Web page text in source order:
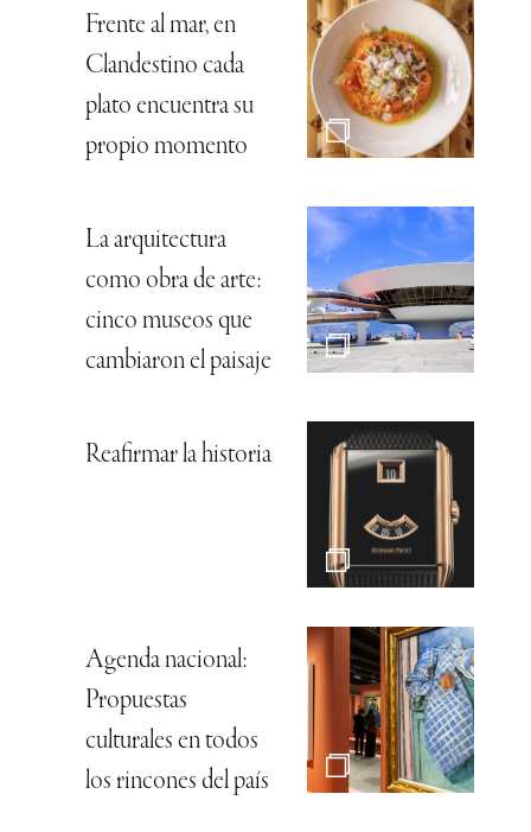
Frente al mar, en
Clandestino cada
plato encuentra su
propio momento
La arquitectura
como obra de arte:
cinco museos que
cambiaron el paisaje
Reafirmar la historia
Agenda nacional:
Propuestas
culturales en todos
los rincones del país